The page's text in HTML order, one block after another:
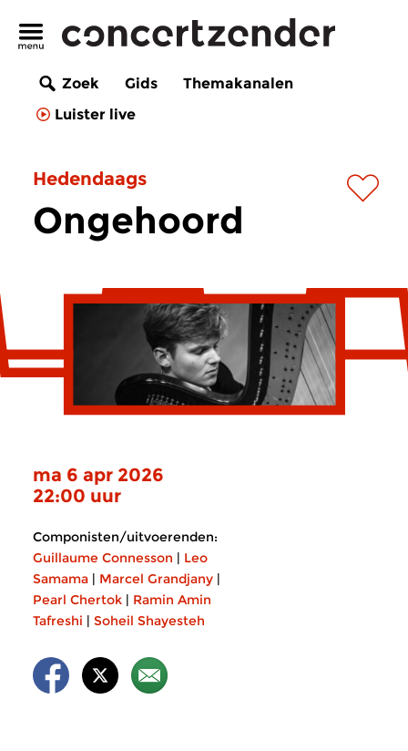
Zoek Gids
Themakanalen
Luister live
Hedendaags
Ongehoord
ma 6 apr 2026
22:00 uur
Componisten/uitvoerenden:
Guillaume Connesson | Leo
Samama | Marcel Grandjany |
Pearl Chertok | Ramin Amin
Tafreshi | Soheil Shayesteh